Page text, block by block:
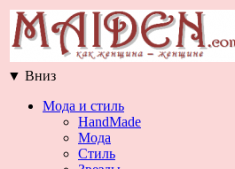
▼ Вниз
Мода и стиль
HandMade
Мода
Стиль